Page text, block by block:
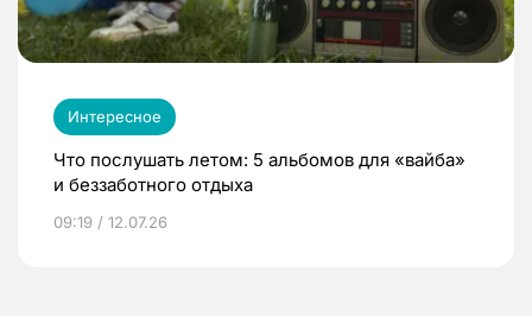
Интересное
Что послушать летом: 5 альбомов для «вайба»
и беззаботного отдыха
09:19 / 12.07.26